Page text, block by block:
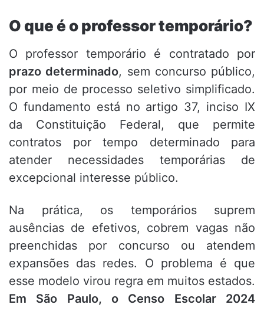
O que é o professor temporário?
O professor temporário é contratado por
prazo determinado, sem concurso público,
por meio de processo seletivo simplificado.
O fundamento está no artigo 37, inciso IX
da Constituição Federal, que permite
contratos por tempo determinado para
atender necessidades temporárias de
excepcional interesse público.
Na prática, os temporários suprem
ausências de efetivos, cobrem vagas não
preenchidas por concurso ou atendem
expansões das redes. O problema é que
esse modelo virou regra em muitos estados.
Em São Paulo, o Censo Escolar 2024